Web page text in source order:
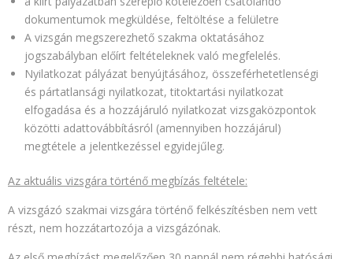
dokumentumok megküldése, feltöltése a felületre
A vizsgán megszerezhető szakma oktatásához
jogszabályban előírt feltételeknek való megfelelés.
Nyilatkozat pályázat benyújtásához, összeférhetetlenségi
és pártatlansági nyilatkozat, titoktartási nyilatkozat
elfogadása és a hozzájáruló nyilatkozat vizsgaközpontok
közötti adattovábbításról (amennyiben hozzájárul)
megtétele a jelentkezéssel egyidejűleg.
Az aktuális vizsgára történő megbízás feltétele:
A vizsgázó szakmai vizsgára történő felkészítésben nem vett
részt, nem hozzátartozója a vizsgázónak.